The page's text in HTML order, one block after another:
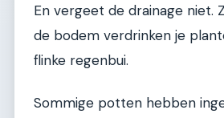
En vergeet de drainage niet.
de bodem verdrinken je
flinke regenbui.
Sommige potten hebben